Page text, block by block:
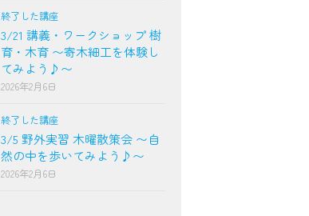
終了した講座
3/21 講義・ワークショップ 樹
育・木育 〜寄木細工を体験し
てみよう♪〜
2026年2月6日
終了した講座
3/5 野外実習 木曜散策会 〜自
然の中を歩いてみよう♪〜
2026年2月6日